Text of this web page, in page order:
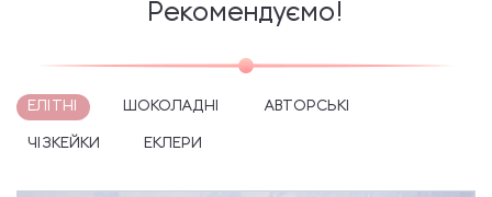
Рекомендуємо!
ЕЛІТНІ ШОКОЛАДНІ АВТОРСЬКІ
ЧІЗКЕЙКИ ЕКЛЕРИ